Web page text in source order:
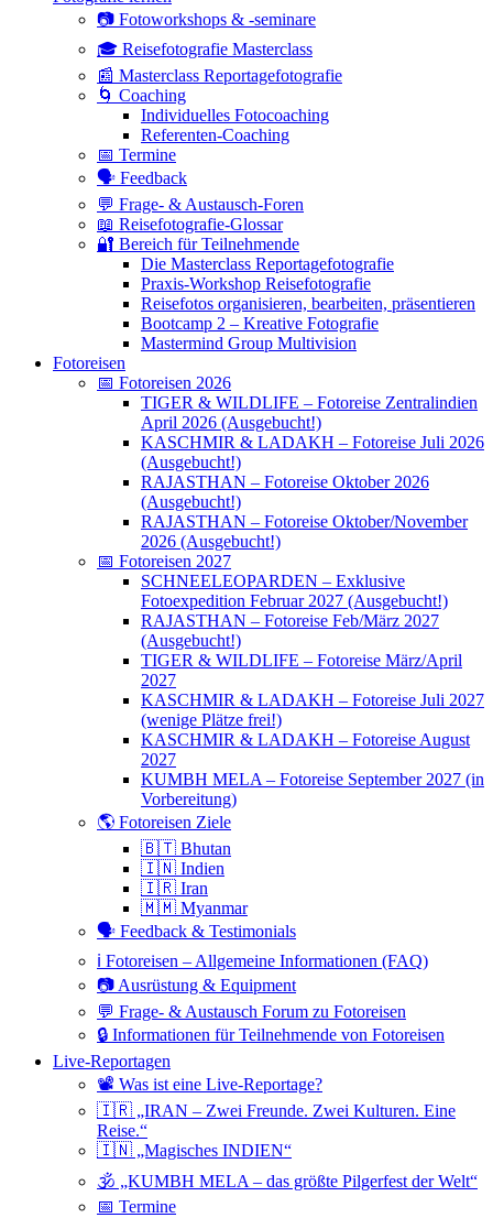
📷 Fotoworkshops & -seminare
🎓 Reisefotografie Masterclass
📰 Masterclass Reportagefotografie
🌀 Coaching
Individuelles Fotocoaching
Referenten-Coaching
📅 Termine
🗣 Feedback
💬 Frage- & Austausch-Foren
📖 Reisefotografie-Glossar
🔐 Bereich für Teilnehmende
Die Masterclass Reportagefotografie
Praxis-Workshop Reisefotografie
Reisefotos organisieren, bearbeiten, präsentieren
Bootcamp 2 – Kreative Fotografie
Mastermind Group Multivision
Fotoreisen
📅 Fotoreisen 2026
TIGER & WILDLIFE – Fotoreise Zentralindien
April 2026 (Ausgebucht!)
KASCHMIR & LADAKH – Fotoreise Juli 2026
(Ausgebucht!)
RAJASTHAN – Fotoreise Oktober 2026
(Ausgebucht!)
RAJASTHAN – Fotoreise Oktober/November
2026 (Ausgebucht!)
📅 Fotoreisen 2027
SCHNEELEOPARDEN – Exklusive
Fotoexpedition Februar 2027 (Ausgebucht!)
RAJASTHAN – Fotoreise Feb/März 2027
(Ausgebucht!)
TIGER & WILDLIFE – Fotoreise März/April
2027
KASCHMIR & LADAKH – Fotoreise Juli 2027
(wenige Plätze frei!)
KASCHMIR & LADAKH – Fotoreise August
2027
KUMBH MELA – Fotoreise September 2027 (in
Vorbereitung)
🌎 Fotoreisen Ziele
🇧🇹 Bhutan
🇮🇳 Indien
🇮🇷 Iran
🇲🇲 Myanmar
🗣 Feedback & Testimonials
ℹ️ Fotoreisen – Allgemeine Informationen (FAQ)
📷 Ausrüstung & Equipment
💬 Frage- & Austausch Forum zu Fotoreisen
🔒 Informationen für Teilnehmende von Fotoreisen
Live-Reportagen
📽 Was ist eine Live-Reportage?
🇮🇷 „IRAN – Zwei Freunde. Zwei Kulturen. Eine
Reise.“
🇮🇳 „Magisches INDIEN“
🕉 „KUMBH MELA – das größte Pilgerfest der Welt“
📅 Termine